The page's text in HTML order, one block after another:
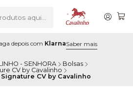
depois com KlarnaSaber mais
- SENHORA
Bolsas
CV by Cavalinho
CV by Cavalinho